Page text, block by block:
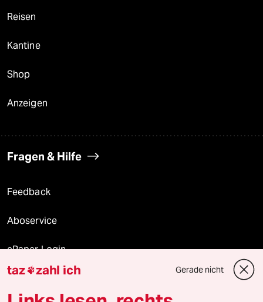
Reisen
Kantine
Shop
Anzeigen
Fragen & Hilfe
Feedback
Aboservice
ePaper Login
Downloads für Abonnierende
taz zahl ich Gerade nicht